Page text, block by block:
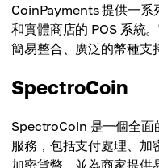
CoinPayments 提供一系
和實體商店的 POS 系統
簡易整合、廣泛的幣種支
SpectroCoin
SpectroCoin 是一個全面
服務，包括支付處理、加
加密貨幣，並為商家提供